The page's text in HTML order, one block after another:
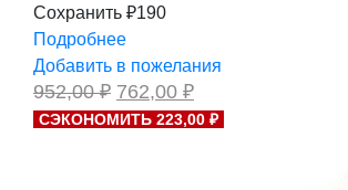
Сохранить ₽190
Подробнее
Добавить в пожелания
952,00₽ Первоначальная
цена
составляла
762,00 ₽Текущая
цена:
762,00 ₽.
СЭКОНОМИТЬ 223,00 ₽